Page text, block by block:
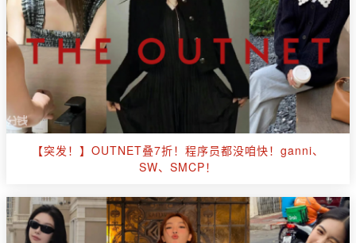
【突发！】OUTNET叠7折！程序员都没咱快！ganni、
SW、SMCP！